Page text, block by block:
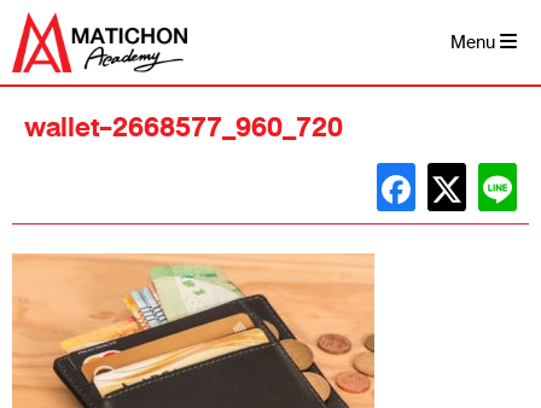
Skip
content
Menu
wallet-2668577_960_720